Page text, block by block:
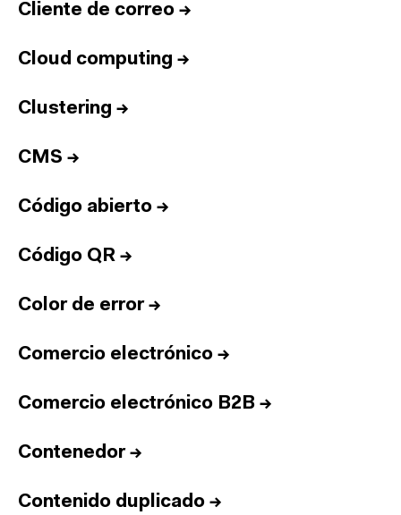
Cliente de correo →
Cloud computing →
Clustering →
CMS →
Código abierto →
Código QR →
Color de error→
Comercio electrónico →
Comercio electrónico B2B →
Contenedor→
Contenido duplicado →